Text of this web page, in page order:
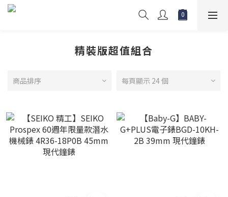
精裝版超值組合
商品排序 每頁顯示 24 個